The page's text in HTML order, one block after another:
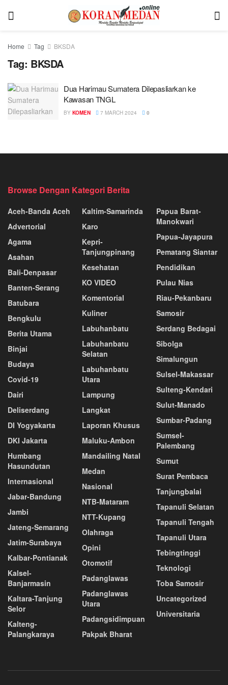
Home Tag BKSDA
Tag: BKSDA
Dua Harimau Sumatera Dilepasliarkan ke
Kawasan TNGL
BY KOMEN 7 MARCH 2024 0
Browse Dengan Kategori Berita
Aceh-Banda Aceh
Advertorial
Agama
Asahan
Bali-Denpasar
Banten-Serang
Batubara
Bengkulu
Berita Utama
Binjai
Budaya
Covid-19
Dairi
Deliserdang
DI Yogyakarta
DKI Jakarta
Humbang
Hasundutan
Internasional
Jabar-Bandung
Jambi
Jateng-Semarang
Jatim-Surabaya
Kalbar-Pontianak
Kalsel-
Banjarmasin
Kaltara-Tanjung
Selor
Kalteng-
Palangkaraya
Kaltim-Samarinda
Karo
Kepri-
Tanjungpinang
Kesehatan
KO VIDEO
Komentorial
Kuliner
Labuhanbatu
Labuhanbatu
Selatan
Labuhanbatu
Utara
Lampung
Langkat
Laporan Khusus
Maluku-Ambon
Mandailing Natal
Medan
Nasional
NTB-Mataram
NTT-Kupang
Olahraga
Opini
Otomotif
Padanglawas
Padanglawas
Utara
Padangsidimpuan
Pakpak Bharat
Papua Barat-
Manokwari
Papua-Jayapura
Pematang Siantar
Pendidikan
Pulau Nias
Riau-Pekanbaru
Samosir
Serdang Bedagai
Sibolga
Simalungun
Sulsel-Makassar
Sulteng-Kendari
Sulut-Manado
Sumbar-Padang
Sumsel-
Palembang
Sumut
Surat Pembaca
Tanjungbalai
Tapanuli Selatan
Tapanuli Tengah
Tapanuli Utara
Tebingtinggi
Teknologi
Toba Samosir
Uncategorized
Universitaria